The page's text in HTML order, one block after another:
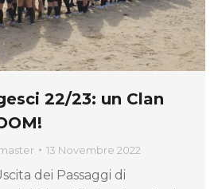
22/23: un Clan
13 Novembre 2022
dei Passaggi di